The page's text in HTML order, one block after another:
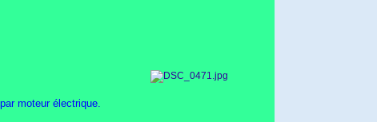
moteur électrique.